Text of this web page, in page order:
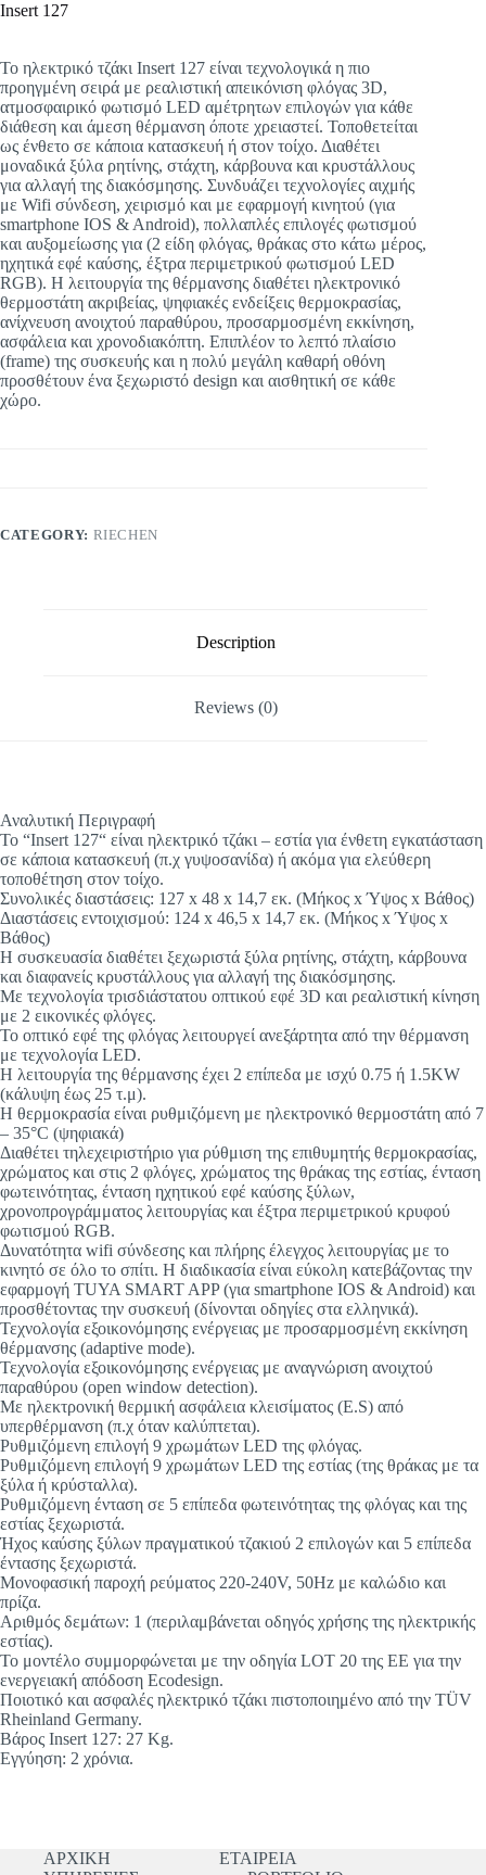
Insert 127
Το ηλεκτρικό τζάκι Insert 127 είναι τεχνολογικά η πιο
προηγμένη σειρά με ρεαλιστική απεικόνιση φλόγας 3D,
ατμοσφαιρικό φωτισμό LED αμέτρητων επιλογών για κάθε
διάθεση και άμεση θέρμανση όποτε χρειαστεί. Τοποθετείται
ως ένθετο σε κάποια κατασκευή ή στον τοίχο. Διαθέτει
μοναδικά ξύλα ρητίνης, στάχτη, κάρβουνα και κρυστάλλους
για αλλαγή της διακόσμησης. Συνδυάζει τεχνολογίες αιχμής
με Wifi σύνδεση, χειρισμό και με εφαρμογή κινητού (για
smartphone IOS & Android), πολλαπλές επιλογές φωτισμού
και αυξομείωσης για (2 είδη φλόγας, θράκας στο κάτω μέρος,
ηχητικά εφέ καύσης, έξτρα περιμετρικού φωτισμού LED
RGB). Η λειτουργία της θέρμανσης διαθέτει ηλεκτρονικό
θερμοστάτη ακριβείας, ψηφιακές ενδείξεις θερμοκρασίας,
ανίχνευση ανοιχτού παραθύρου, προσαρμοσμένη εκκίνηση,
ασφάλεια και χρονοδιακόπτη. Επιπλέον το λεπτό πλαίσιο
(frame) της συσκευής και η πολύ μεγάλη καθαρή οθόνη
προσθέτουν ένα ξεχωριστό design και αισθητική σε κάθε
χώρο.
CATEGORY: RIECHEN
Description
Reviews (0)
Αναλυτική Περιγραφή
To “Insert 127“ είναι ηλεκτρικό τζάκι – εστία για ένθετη εγκατάσταση
σε κάποια κατασκευή (π.χ γυψοσανίδα) ή ακόμα για ελεύθερη
τοποθέτηση στον τοίχο.
Συνολικές διαστάσεις: 127 x 48 x 14,7 εκ. (Μήκος x Ύψος x Βάθος)
Διαστάσεις εντοιχισμού: 124 x 46,5 x 14,7 εκ. (Μήκος x Ύψος x
Βάθος)
Η συσκευασία διαθέτει ξεχωριστά ξύλα ρητίνης, στάχτη, κάρβουνα
και διαφανείς κρυστάλλους για αλλαγή της διακόσμησης.
Με τεχνολογία τρισδιάστατου οπτικού εφέ 3D και ρεαλιστική κίνηση
με 2 εικονικές φλόγες.
Το οπτικό εφέ της φλόγας λειτουργεί ανεξάρτητα από την θέρμανση
με τεχνολογία LED.
Η λειτουργία της θέρμανσης έχει 2 επίπεδα με ισχύ 0.75 ή 1.5KW
(κάλυψη έως 25 τ.μ).
Η θερμοκρασία είναι ρυθμιζόμενη με ηλεκτρονικό θερμοστάτη από 7
– 35°C (ψηφιακά)
Διαθέτει τηλεχειριστήριο για ρύθμιση της επιθυμητής θερμοκρασίας,
χρώματος και στις 2 φλόγες, χρώματος της θράκας της εστίας, ένταση
φωτεινότητας, ένταση ηχητικού εφέ καύσης ξύλων,
χρονοπρογράμματος λειτουργίας και έξτρα περιμετρικού κρυφού
φωτισμού RGB.
Δυνατότητα wifi σύνδεσης και πλήρης έλεγχος λειτουργίας με το
κινητό σε όλο το σπίτι. Η διαδικασία είναι εύκολη κατεβάζοντας την
εφαρμογή TUYA SMART APP (για smartphone IOS & Android) και
προσθέτοντας την συσκευή (δίνονται οδηγίες στα ελληνικά).
Τεχνολογία εξοικονόμησης ενέργειας με προσαρμοσμένη εκκίνηση
θέρμανσης (adaptive mode).
Τεχνολογία εξοικονόμησης ενέργειας με αναγνώριση ανοιχτού
παραθύρου (open window detection).
Με ηλεκτρονική θερμική ασφάλεια κλεισίματος (E.S) από
υπερθέρμανση (π.χ όταν καλύπτεται).
Ρυθμιζόμενη επιλογή 9 χρωμάτων LED της φλόγας.
Ρυθμιζόμενη επιλογή 9 χρωμάτων LED της εστίας (της θράκας με τα
ξύλα ή κρύσταλλα).
Ρυθμιζόμενη ένταση σε 5 επίπεδα φωτεινότητας της φλόγας και της
εστίας ξεχωριστά.
Ήχος καύσης ξύλων πραγματικού τζακιού 2 επιλογών και 5 επίπεδα
έντασης ξεχωριστά.
Μονοφασική παροχή ρεύματος 220-240V, 50Hz με καλώδιο και
πρίζα.
Αριθμός δεμάτων: 1 (περιλαμβάνεται οδηγός χρήσης της ηλεκτρικής
εστίας).
Το μοντέλο συμμορφώνεται με την οδηγία LOT 20 της ΕΕ για την
ενεργειακή απόδοση Ecodesign.
Ποιοτικό και ασφαλές ηλεκτρικό τζάκι πιστοποιημένο από την TÜV
Rheinland Germany.
Βάρος Insert 127: 27 Kg.
Εγγύηση: 2 χρόνια.
ΑΡΧΙΚΗ
ΕΤΑΙΡΕΙΑ